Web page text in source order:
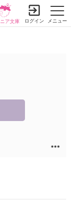
メニュー
ア文庫 ログイン